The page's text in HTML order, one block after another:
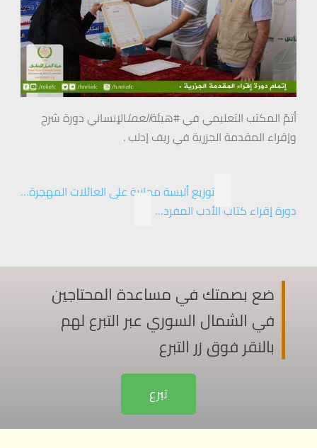
أتمّ المكتب التعليمي في #هيئةالعملالإنساني دورة شرح
وإقراء المقدمة الجزرية في ريف إدلب .
توزيع ألبسة مجانية على العائلات المهجرة…
دورة إقراء كتاب الأدب المفرد…
ضع بصمتك في مساعدة المحتاجين
في الشمال السوري عبر التبرع لهم
بالنقر فوق زر التبرع
تبرع